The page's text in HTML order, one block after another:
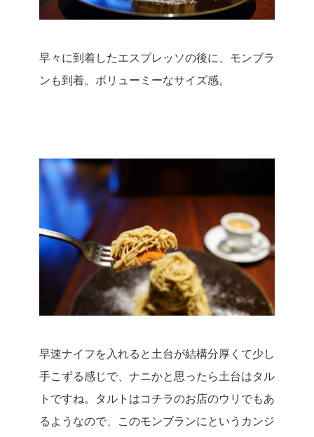
早々に到着したエスプレッソの後に、モンブラ
ンも到着。 ボリューミーなサイズ感。
早速ナイフを入れると土台が結構分厚くて少し
手こずる感じで、ナニかと思ったら土台はタル
トですね。
タルトはコチラのお店のウリでもあ
るようなので、このモンブランにというカンジ